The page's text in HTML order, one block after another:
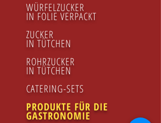
WÜRFELZUCKER
IN FOLIE VERPACKT
ZUCKER
IN TÜTCHEN
ROHRZUCKER
IN TÜTCHEN
CATERING-SETS
PRODUKTE FÜR DIE
GASTRONOMIE